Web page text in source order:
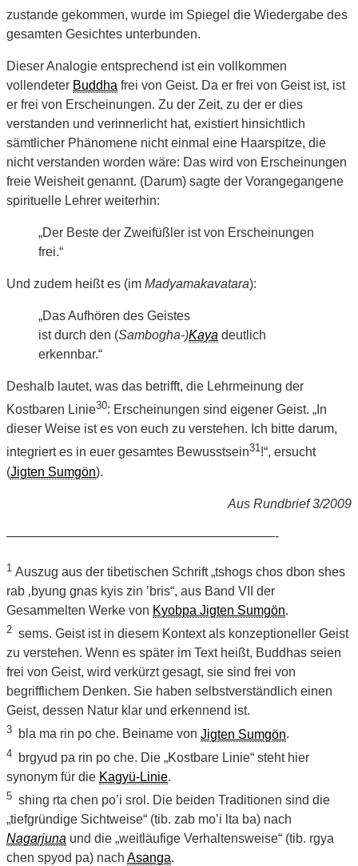
zustande gekommen, wurde im Spiegel die Wiedergabe des
gesamten Gesichtes unterbunden.
Dieser Analogie entsprechend ist ein vollkommen
vollendeter Buddha frei von Geist. Da er frei von Geist ist, ist
er frei von Erscheinungen. Zu der Zeit, zu der er dies
verstanden und verinnerlicht hat, existiert hinsichtlich
sämtlicher Phänomene nicht einmal eine Haarspitze, die
nicht verstanden worden wäre: Das wird von Erscheinungen
freie Weisheit genannt. (Darum) sagte der Vorangegangene
spirituelle Lehrer weiterhin:
„Der Beste der Zweifüßler ist von Erscheinungen
frei.“
Und zudem heißt es (im Madyamakavatara):
„Das Aufhören des Geistes
ist durch den (Sambogha-)Kaya deutlich
erkennbar.“
Deshalb lautet, was das betrifft, die Lehrmeinung der
Kostbaren Linie30: Erscheinungen sind eigener Geist. „In
dieser Weise ist es von euch zu verstehen. Ich bitte darum,
integriert es in euer gesamtes Bewusstsein31!“, ersucht
(Jigten Sumgön).
Aus Rundbrief 3/2009
—————————————————————-
1 Auszug aus der tibetischen Schrift „tshogs chos dbon shes
rab ‚byung gnas kyis zin ’bris“, aus Band VII der
Gesammelten Werke von Kyobpa Jigten Sumgön.
2 sems. Geist ist in diesem Kontext als konzeptioneller Geist
zu verstehen. Wenn es später im Text heißt, Buddhas seien
frei von Geist, wird verkürzt gesagt, sie sind frei von
begrifflichem Denken. Sie haben selbstverständlich einen
Geist, dessen Natur klar und erkennend ist.
3 bla ma rin po che. Beiname von Jigten Sumgön.
4 brgyud pa rin po che. Die „Kostbare Linie“ steht hier
synonym für die Kagyü-Linie.
5 shing rta chen po’i srol. Die beiden Traditionen sind die
„tiefgründige Sichtweise“ (tib. zab mo’i lta ba) nach
Nagarjuna und die „weitläufige Verhaltensweise“ (tib. rgya
chen spyod pa) nach Asanga.